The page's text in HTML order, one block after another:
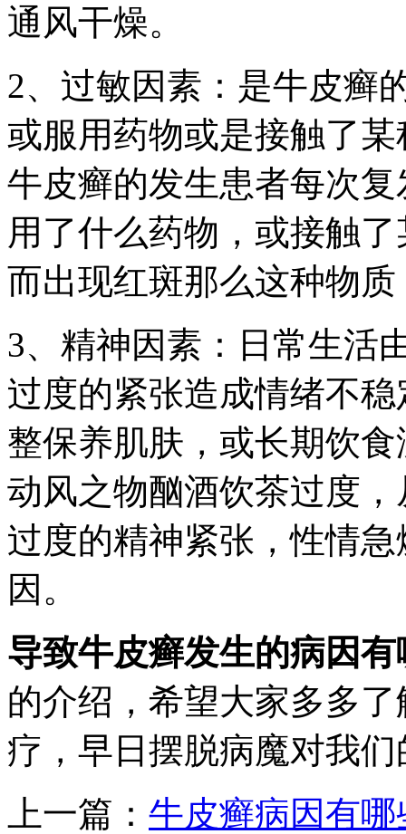
通风干燥。
2、过敏因素：是牛皮癣
或服用药物或是接触了
牛皮癣的发生患者每次
用了什么药物，或接触
而出现红斑那么这种物
3、精神因素：日常生活
过度的紧张造成情绪不
整保养肌肤，或长期饮
动风之物酗酒饮茶过度
过度的精神紧张，性情
因。
导致牛皮癣发生的病因有
的介绍，希望大家多多
疗，早日摆脱病魔对我
上一篇： 牛皮癣病因有哪